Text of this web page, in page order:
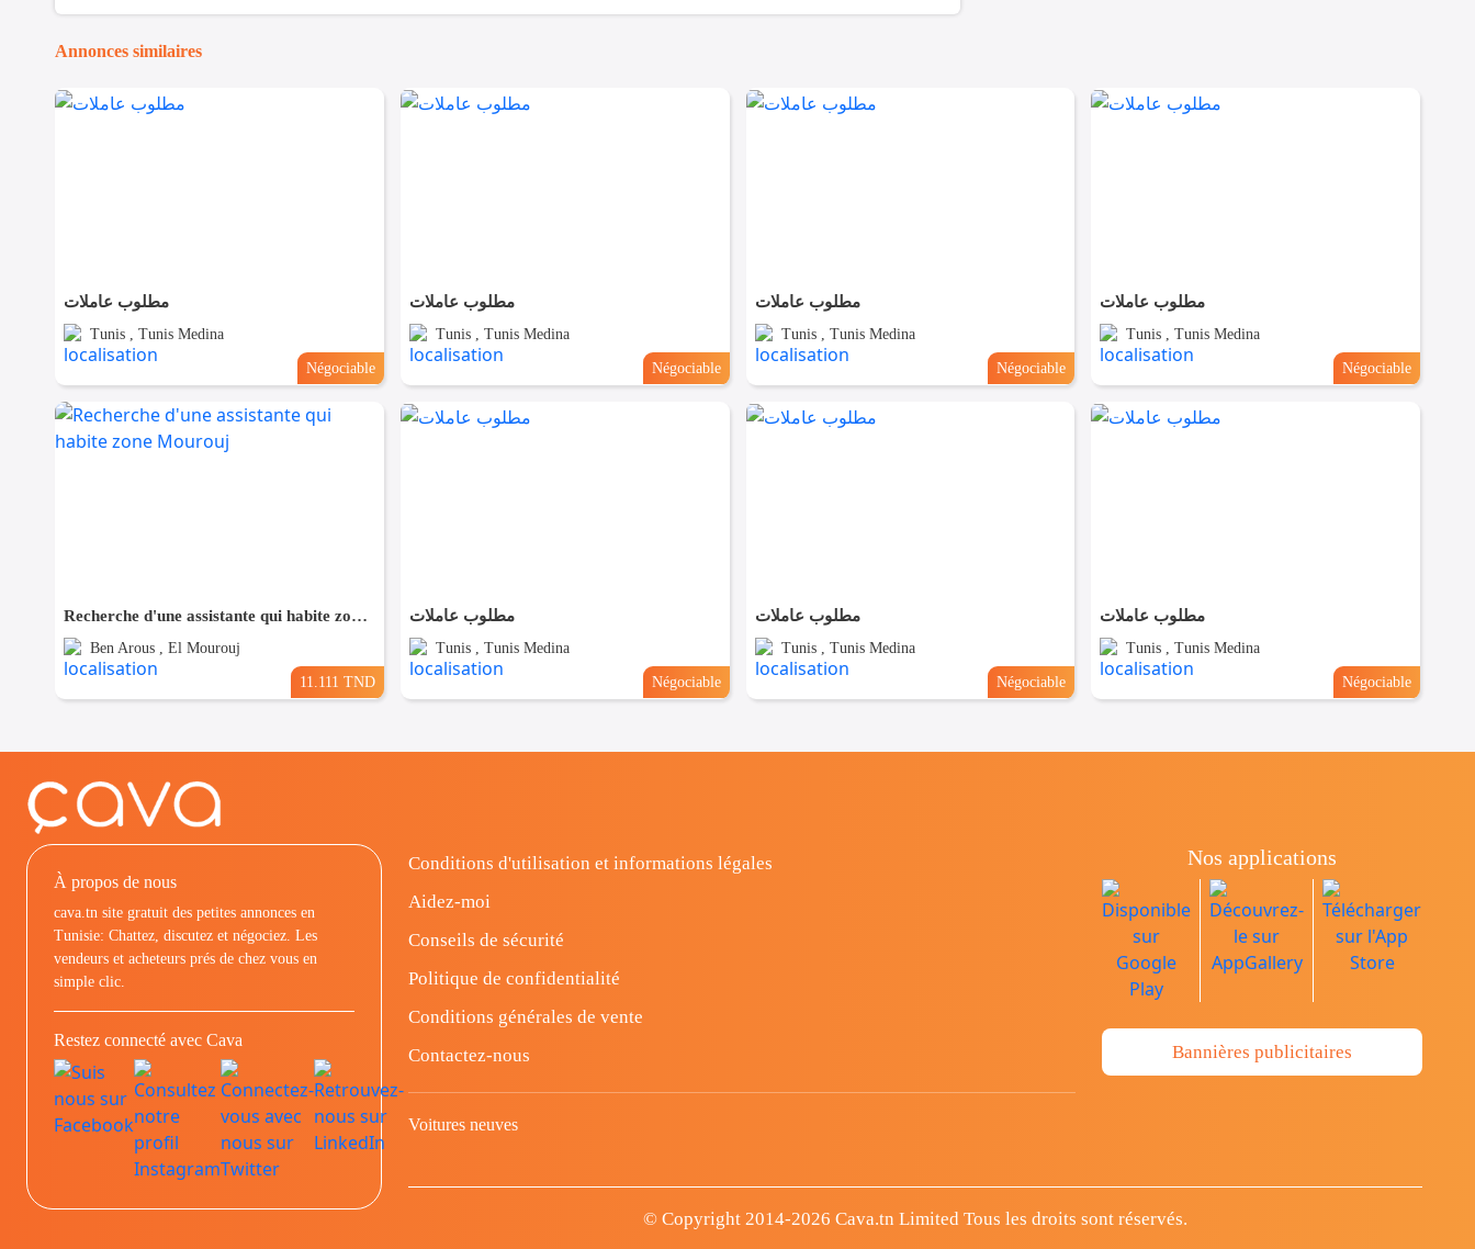
Annonces similaires
مطلوب عاملات
Tunis , Tunis Medina
Négociable
مطلوب عاملات
Tunis , Tunis Medina
Négociable
مطلوب عاملات
Tunis , Tunis Medina
Négociable
مطلوب عاملات
Tunis , Tunis Medina
Négociable
Recherche d'une assistante qui habite zone Mourouj
Ben Arous , El Mourouj
11.111 TND
مطلوب عاملات
Tunis , Tunis Medina
Négociable
مطلوب عاملات
Tunis , Tunis Medina
Négociable
مطلوب عاملات
Tunis , Tunis Medina
Négociable
À propos de nous
cava.tn site gratuit des petites annonces en
Tunisie: Chattez, discutez et négociez. Les
vendeurs et acheteurs prés de chez vous en
simple clic.
Restez connecté avec Cava
Conditions d'utilisation et informations légales
Aidez-moi
Conseils de sécurité
Politique de confidentialité
Conditions générales de vente
Contactez-nous
Voitures neuves
Nos applications
Bannières publicitaires
© Copyright 2014-2026 Cava.tn Limited Tous les droits sont réservés.